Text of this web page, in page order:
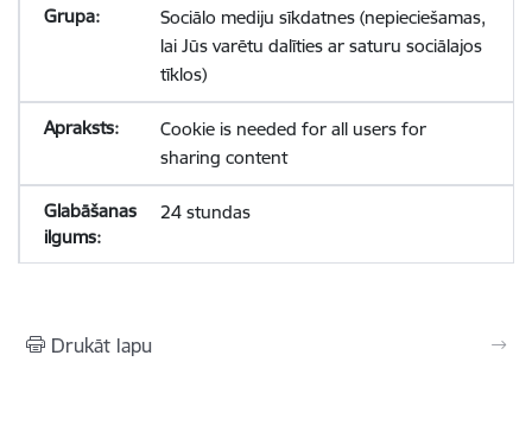
Sociālo mediju sīkdatnes (nepieciešamas,
lai Jūs varētu dalīties ar saturu sociālajos
tīklos)
Cookie is needed for all users for
sharing content
24 stundas
Drukāt lapu